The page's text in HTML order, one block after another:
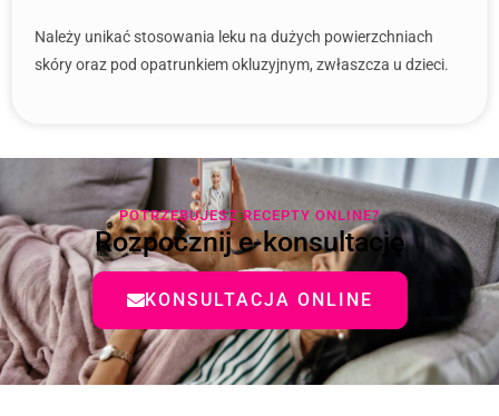
Należy unikać stosowania leku na dużych powierzchniach
skóry oraz pod opatrunkiem okluzyjnym, zwłaszcza u dzieci.
POTRZEBUJESZ RECEPTY ONLINE?
Rozpocznij e-konsultację
KONSULTACJA ONLINE